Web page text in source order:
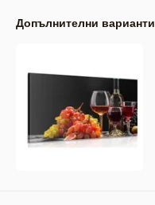
Допълнителни варианти